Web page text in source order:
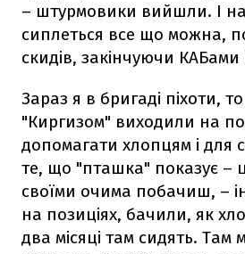
– штурмовики вийшли. І на
сиплеться все що можна,
скидів, закінчуючи КАБами
Зараз я в бригаді піхоти,
"Киргизом" виходили на
допомагати хлопцям і для
те, що "пташка" показує –
своїми очима побачиш, –
на позиціях, бачили, як
два місяці там сидять. Там